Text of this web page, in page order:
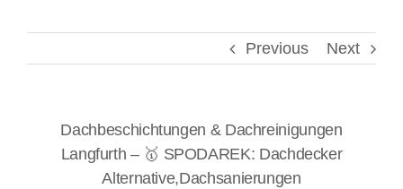
Previous Next
Dachbeschichtungen & Dachreinigungen
Langfurth – 🥇 SPODAREK: Dachdecker
Alternative,Dachsanierungen